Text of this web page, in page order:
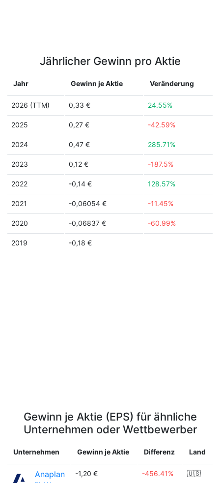
Jährlicher Gewinn pro Aktie
Jahr Gewinn je Aktie Veränderung
2026 (TTM) 0,33 € 24.55%
2025 0,27 € -42.59%
2024 0,47 € 285.71%
2023 0,12 € -187.5%
2022 -0,14 € 128.57%
2021 -0,06054 € -11.45%
2020 -0,06837 € -60.99%
2019 -0,18 €
Gewinn je Aktie (EPS) für ähnliche
Unternehmen oder Wettbewerber
Unternehmen Gewinn je Aktie Differenz Land
Anaplan -1,20 € -456.41% 🇺🇸